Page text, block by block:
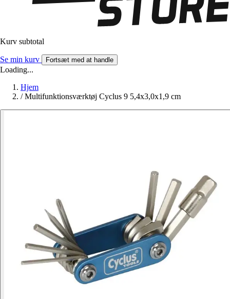
Kurv subtotal
Se min kurv Fortsæt med at handle
Loading...
Hjem
/ Multifunktionsværktøj Cyclus 9 5,4x3,0x1,9 cm